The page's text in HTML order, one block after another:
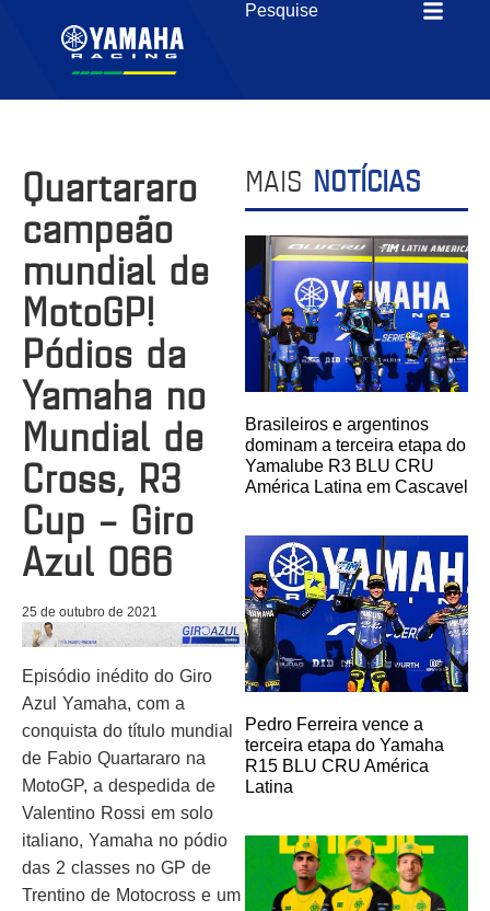
Quartararo
campeão
mundial de
MotoGP!
Pódios da
Yamaha no
Mundial de
Cross, R3
Cup – Giro
Azul 066
25 de outubro de 2021
Episódio inédito do Giro
Azul Yamaha, com a
conquista do título mundial
de Fabio Quartararo na
MotoGP, a despedida de
Valentino Rossi em solo
italiano, Yamaha no pódio
das 2 classes no GP de
Trentino de Motocross e um
MAIS NOTÍCIAS
Brasileiros e argentinos
dominam a terceira etapa do
Yamalube R3 BLU CRU
América Latina em Cascavel
Pedro Ferreira vence a
terceira etapa do Yamaha
R15 BLU CRU América
Latina